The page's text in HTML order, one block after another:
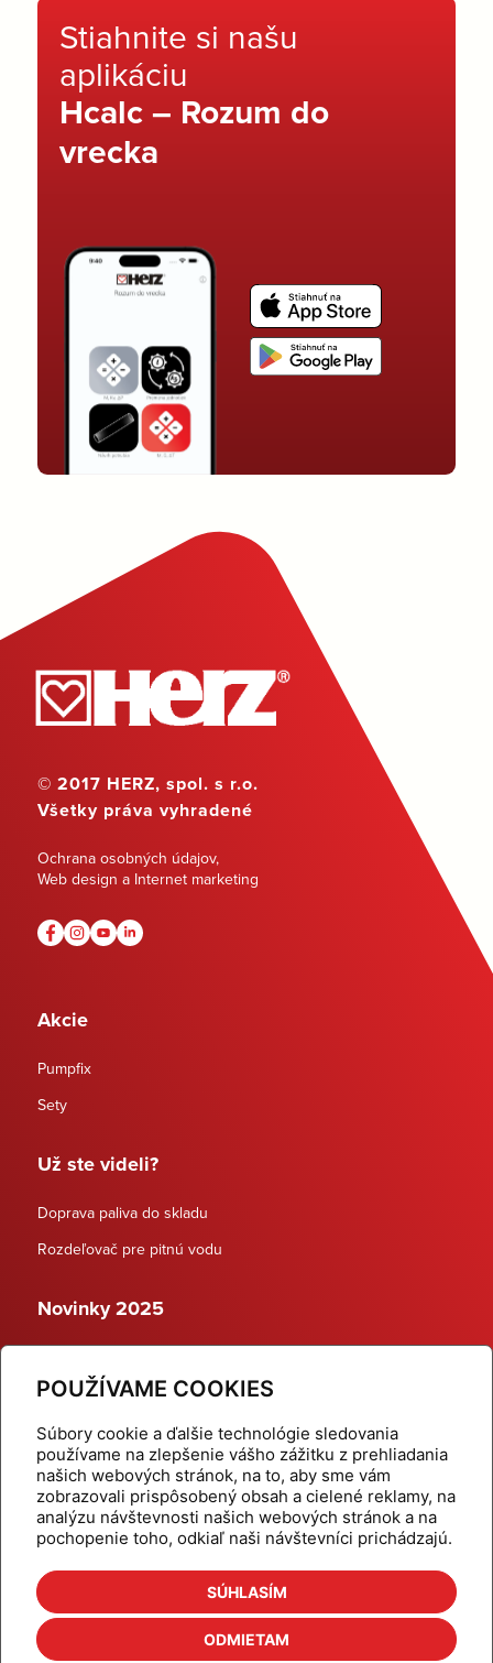
POUŽÍVAME COOKIES
Súbory cookie a ďalšie technológie sledovania
používame na zlepšenie vášho zážitku z prehliadania
našich webových stránok, na to, aby sme vám
zobrazovali prispôsobený obsah a cielené reklamy, na
analýzu návštevnosti našich webových stránok a na
pochopenie toho, odkiaľ naši návštevníci prichádzajú.
SÚHLASÍM
ODMIETAM
Stiahnite si našu
aplikáciu
Hcalc – Rozum do
vrecka
© 2017 HERZ, spol. s r.o.
Všetky práva vyhradené
Ochrana osobných údajov,
Web design a Internet marketing
Akcie
Pumpfix
Sety
Už ste videli?
Doprava paliva do skladu
Rozdeľovač pre pitnú vodu
Novinky 2025
Dynamické termostatické ventily
Domov
Produkty
Aktuality
Odber šikovné tipy
Kalkulačky
Cenníky
Na stiahnutie
Referencie
Kontakt